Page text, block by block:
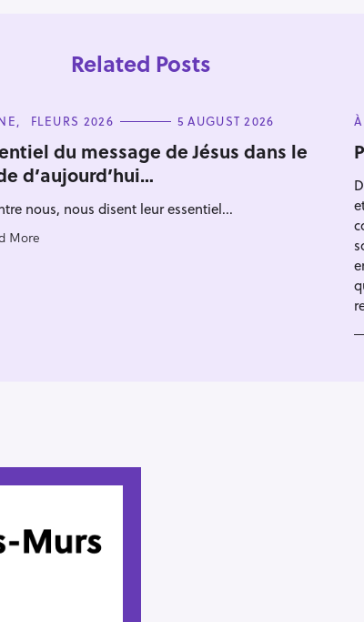
Related Posts
FLEURS 2026 5 AUGUST 2026
du message de Jésus dans le
d’aujourd’hui…
nous, nous disent leur essentiel...
More
C
T
E
O
R
I
E
S